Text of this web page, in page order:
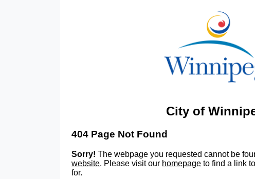
City of
404 Page Not Found
Sorry! The webpage you requested cannot be
website. Please visit our homepage to find a link
for.